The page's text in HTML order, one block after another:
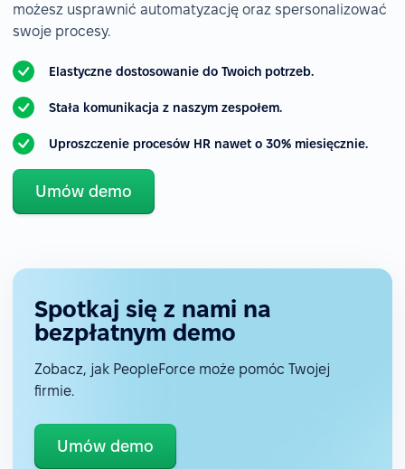
możesz usprawnić automatyzację oraz spersonalizować
swoje procesy.
Elastyczne dostosowanie do Twoich potrzeb.
Stała komunikacja z naszym zespołem.
Uproszczenie procesów HR nawet o 30% miesięcznie.
Umów demo
Spotkaj się z nami na
bezpłatnym demo
Zobacz, jak PeopleForce może pomóc Twojej
firmie.
Umów demo